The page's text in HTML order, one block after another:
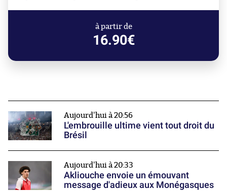
à partir de
16.90€
Aujourd'hui à 20:56
L'embrouille ultime vient tout droit du
Brésil
Aujourd'hui à 20:33
Akliouche envoie un émouvant
message d'adieux aux Monégasques